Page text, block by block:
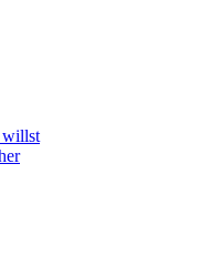
willst